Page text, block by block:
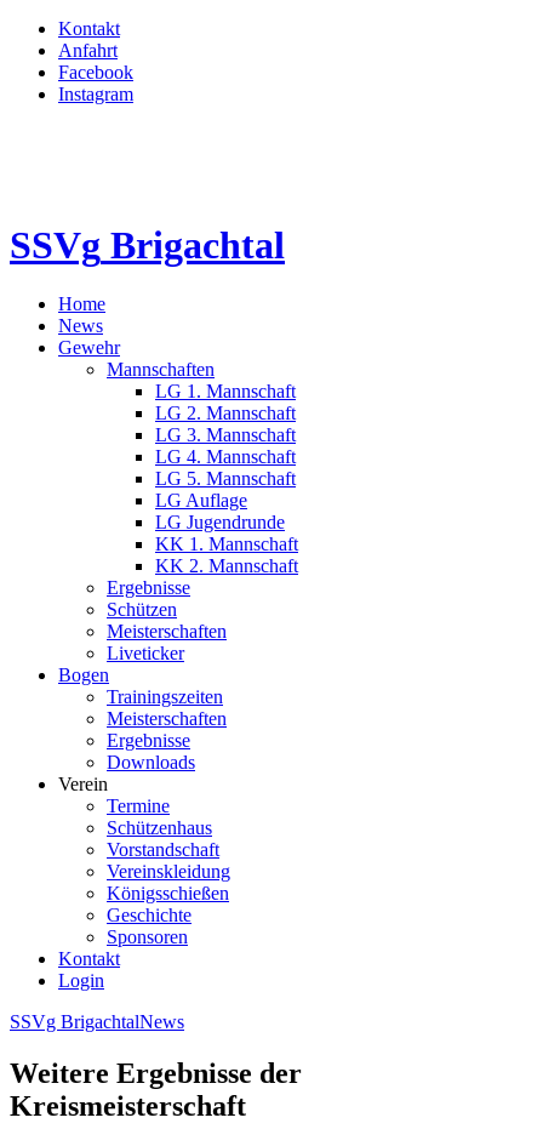
Kontakt
Anfahrt
Facebook
Instagram
SSVg Brigachtal
Home
News
Gewehr
Mannschaften
LG 1. Mannschaft
LG 2. Mannschaft
LG 3. Mannschaft
LG 4. Mannschaft
LG 5. Mannschaft
LG Auflage
LG Jugendrunde
KK 1. Mannschaft
KK 2. Mannschaft
Ergebnisse
Schützen
Meisterschaften
Liveticker
Bogen
Trainingszeiten
Meisterschaften
Ergebnisse
Downloads
Verein
Termine
Schützenhaus
Vorstandschaft
Vereinskleidung
Königsschießen
Geschichte
Sponsoren
Kontakt
Login
SSVg BrigachtalNews
Weitere Ergebnisse der
Kreismeisterschaft